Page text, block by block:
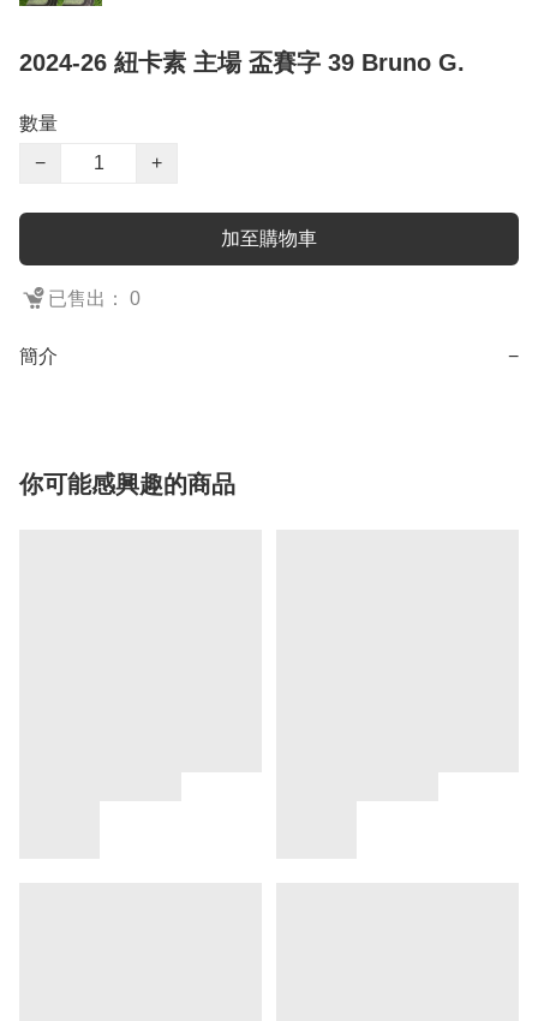
2024-26 紐卡素 主場 盃賽字 39 Bruno G.
數量
−
+
加至購物車
已售出： 0
簡介 −
你可能感興趣的商品